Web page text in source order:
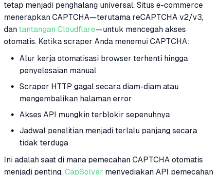
tetap menjadi penghalang universal. Situs e-commerce
menerapkan CAPTCHA—terutama reCAPTCHA v2/v3,
dan tantangan Cloudflare—untuk mencegah akses
otomatis. Ketika scraper Anda menemui CAPTCHA:
Alur kerja otomatisasi browser terhenti hingga
penyelesaian manual
Scraper HTTP gagal secara diam-diam atau
mengembalikan halaman error
Akses API mungkin terblokir sepenuhnya
Jadwal penelitian menjadi terlalu panjang secara
tidak terduga
Ini adalah saat di mana pemecahan CAPTCHA otomatis
menjadi penting. CapSolver menyediakan API pemecahan